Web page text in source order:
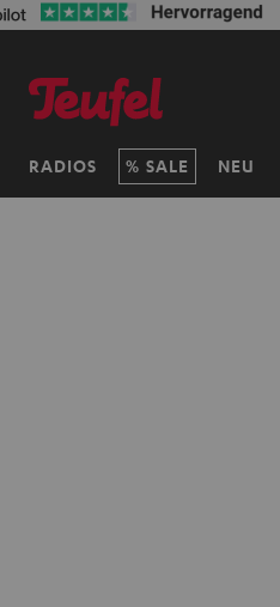
RADIOS SALE NEU